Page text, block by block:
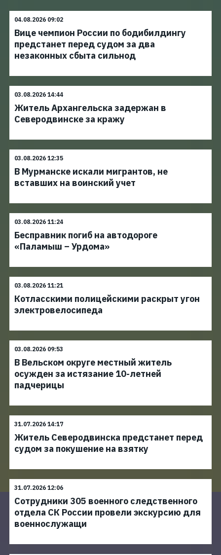
04.08.2026 09:02
Вице чемпион России по бодибилдингу
предстанет перед судом за два
незаконных сбыта сильнод
03.08.2026 14:44
Житель Архангельска задержан в
Северодвинске за кражу
03.08.2026 12:35
В Мурманске искали мигрантов, не
вставших на воинский учет
03.08.2026 11:24
Бесправник погиб на автодороге
«Паламыш – Урдома»
03.08.2026 11:21
Котласскими полицейскими раскрыт угон
электровелосипеда
03.08.2026 09:53
В Вельском округе местный житель
осужден за истязание 10-летней
падчерицы
31.07.2026 14:17
Житель Северодвинска предстанет перед
судом за покушение на взятку
31.07.2026 12:06
Сотрудники 305 военного следственного
отдела СК России провели экскурсию для
военнослужащи